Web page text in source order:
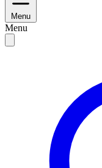
Menu
Menu